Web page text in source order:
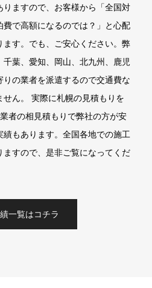
ますので、お客様から「全国対
で高額になるのでは？」と心配
す。でも、ご安心ください。弊
葉、愛知、岡山、北九州、鹿児
の業者を派遣するので交通費な
ん。 実際に札幌の見積もりを
者の相見積もりで弊社の方が安
績もあります。全国各地での施工
すので、是非ご覧になってくだ
一覧はコチラ